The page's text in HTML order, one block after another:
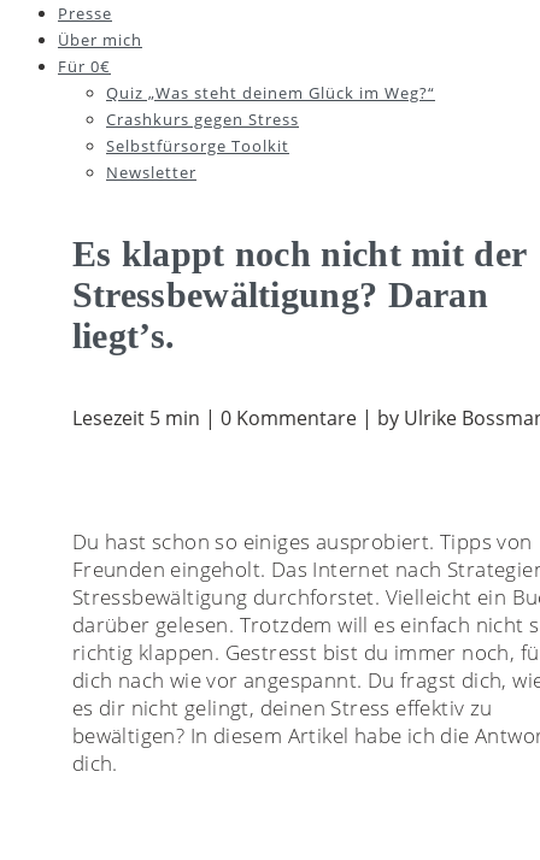
Presse
Über mich
Für 0€
Quiz „Was steht deinem Glück im Weg?“
Crashkurs gegen Stress
Selbstfürsorge Toolkit
Newsletter
Es klappt noch nicht mit der
Stressbewältigung? Daran
liegt’s.
Lesezeit 5 min | 0 Kommentare | by Ulrike
Du hast schon so einiges ausprobiert. Tipps von
Freunden eingeholt. Das Internet nach
Stressbewältigung durchforstet. Vielleicht ein
darüber gelesen. Trotzdem will es einfach nicht
richtig klappen. Gestresst bist du immer noch,
dich nach wie vor angespannt. Du fragst dich,
es dir nicht gelingt, deinen Stress effektiv zu
bewältigen? In diesem Artikel habe ich die
dich.